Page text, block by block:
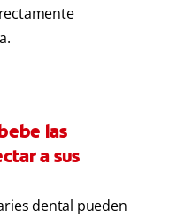
las
a sus
dental pueden